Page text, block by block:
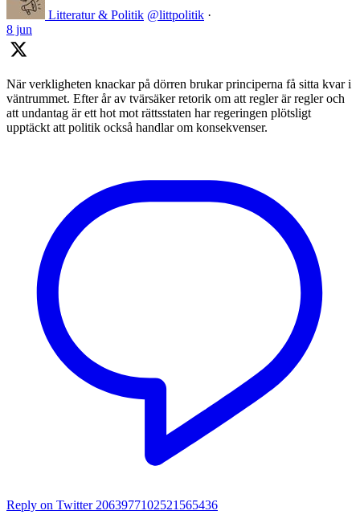
Litteratur & Politik @littpolitik ·
8 jun
När verkligheten knackar på dörren brukar principerna få sitta kvar i
väntrummet. Efter år av tvärsäker retorik om att regler är regler och
att undantag är ett hot mot rättsstaten har regeringen plötsligt
upptäckt att politik också handlar om konsekvenser.
Reply on Twitter 2063977102521565436